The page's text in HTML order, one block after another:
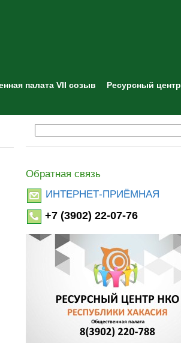
палата VII созыв Ресурсный центр
Обратная связь
ИНТЕРНЕТ-ПРИЁМНАЯ
+7 (3902) 22-07-76